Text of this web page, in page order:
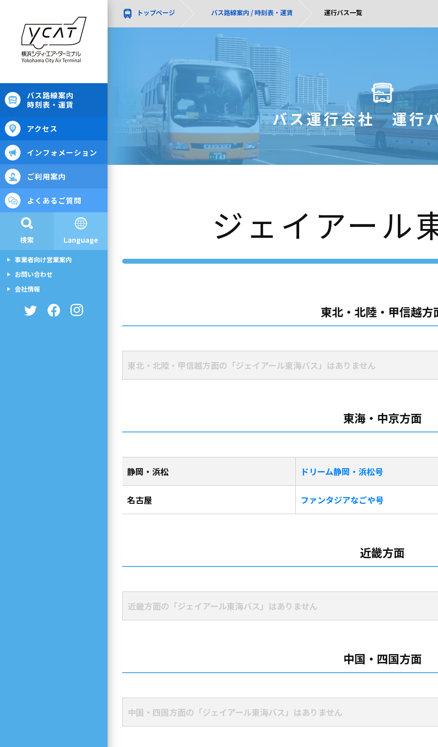
バス路線案内
時刻表・運賃
アクセス
インフォメーション
ご利用案内
よくあるご質問
検索 Language
事業者向け営業案内
お問い合わせ
会社情報
トップページ バス路線案内 / 時刻表・運賃 運行バス一覧
バス運行会社 運行
ジェイアール
東北・北陸・甲信越方
東北・北陸・甲信越方面の「ジェイアール東海バス」はありません
東海・中京方面
静岡・浜松 ドリーム静岡・浜松号
名古屋 ファンタジアなごや号
近畿方面
近畿方面の「ジェイアール東海バス」はありません
中国・四国方面
中国・四国方面の「ジェイアール東海バス」はありません